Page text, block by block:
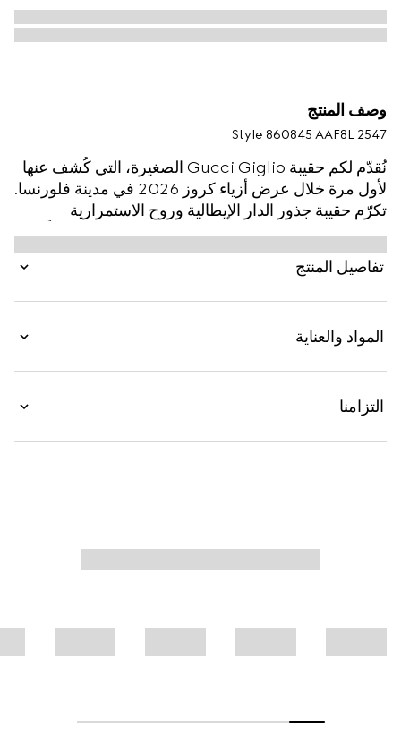
وصف المنتج
Style ‎860845 AAF8L 2547
نُقدّم لكم حقيبة Gucci Giglio الصغيرة، التي كُشف عنها
لأول مرة خلال عرض أزياء كروز 2026 في مدينة فلورنسا.
تكرّم حقيبة جذور الدار الإيطالية وروح الاستمرارية
والابتكارات المتجدّدة. صُنعت هذه الحقيبة الواسعة جداً من
الكانفاس بنقش GG، وهي تتميّز بتقليم شريط ويب، كما
تكتمل بحقيبة داخلية قابلة للفصل.
تفاصيل المنتج
المواد والعناية
التزامنا